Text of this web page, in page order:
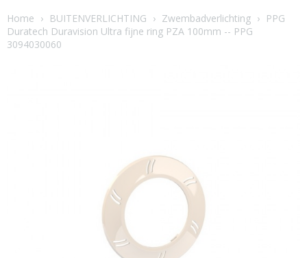
Home › BUITENVERLICHTING › Zwembadverlichting › PPG
Duratech Duravision Ultra fijne ring PZA 100mm -- PPG
3094030060